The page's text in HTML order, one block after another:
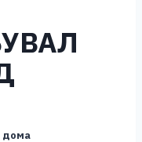
дома